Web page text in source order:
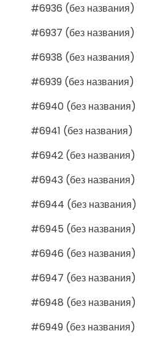
#6936 (без названия)
#6937 (без названия)
#6938 (без названия)
#6939 (без названия)
#6940 (без названия)
#6941 (без названия)
#6942 (без названия)
#6943 (без названия)
#6944 (без названия)
#6945 (без названия)
#6946 (без названия)
#6947 (без названия)
#6948 (без названия)
#6949 (без названия)